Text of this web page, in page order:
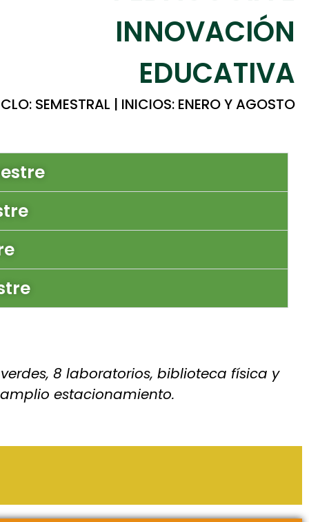
INNOVACIÓN
EDUCATIVA
SEMESTRAL | INICIOS: ENERO Y AGOSTO
8 laboratorios, biblioteca física y
estacionamiento.